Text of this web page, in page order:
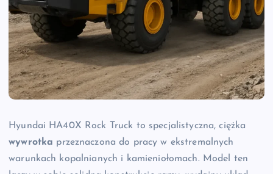
Hyundai HA40X Rock Truck to specjalistyczna, ciężka
wywrotka przeznaczona do pracy w ekstremalnych
warunkach kopalnianych i kamieniołomach. Model ten